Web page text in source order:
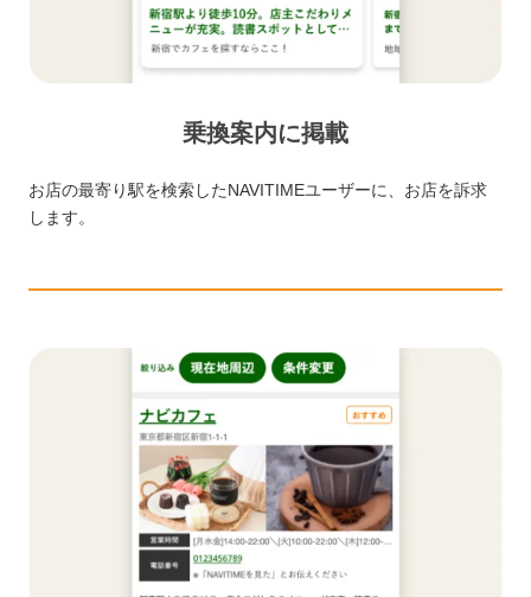
乗換案内に掲載
お店の最寄り駅を検索したNAVITIMEユーザーに、お店を訴求
します。